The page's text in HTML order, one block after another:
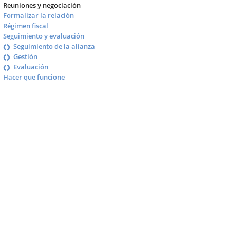
Reuniones y negociación
Formalizar la relación
Régimen fiscal
Seguimiento y evaluación
Seguimiento de la alianza
Gestión
Evaluación
Hacer que funcione